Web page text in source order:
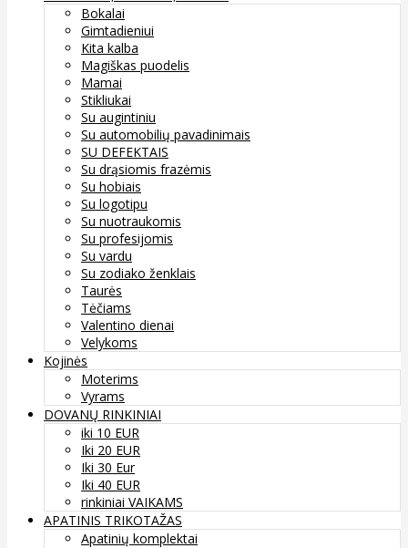
Bokalai
Gimtadieniui
Kita kalba
Magiškas puodelis
Mamai
Stikliukai
Su augintiniu
Su automobilių pavadinimais
SU DEFEKTAIS
Su drąsiomis frazėmis
Su hobiais
Su logotipu
Su nuotraukomis
Su profesijomis
Su vardu
Su zodiako ženklais
Taurės
Tėčiams
Valentino dienai
Velykoms
Kojinės
Moterims
Vyrams
DOVANŲ RINKINIAI
iki 10 EUR
Iki 20 EUR
Iki 30 Eur
Iki 40 EUR
rinkiniai VAIKAMS
APATINIS TRIKOTAŽAS
Apatinių komplektai